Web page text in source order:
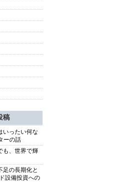
稿
いったい何な
ーの話
も、世界で輝
足の長期化と
設備投資への